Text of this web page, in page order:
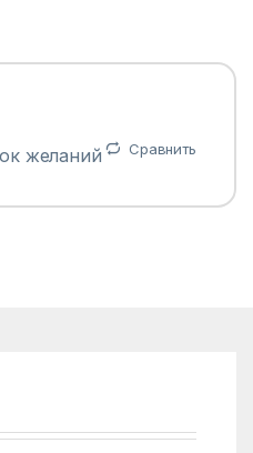
желаний Сравнить